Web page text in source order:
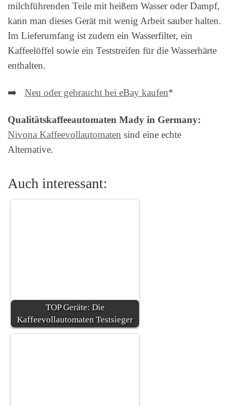
milchführenden Teile mit heißem Wasser oder Dampf,
kann man dieses Gerät mit wenig Arbeit sauber halten.
Im Lieferumfang ist zudem ein Wasserfilter, ein
Kaffeelöffel sowie ein Teststreifen für die Wasserhärte
enthalten.
➡️ Neu oder gebraucht bei eBay kaufen*
Qualitätskaffeeautomaten Mady in Germany:
Nivona Kaffeevollautomaten sind eine echte
Alternative.
Auch interessant:
TOP Geräte: Die
Kaffeevollautomaten Testsieger